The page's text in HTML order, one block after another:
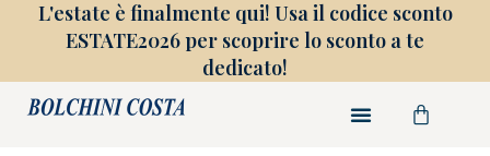
L'estate è finalmente qui! Usa il codice sconto
ESTATE2026 per scoprire lo sconto a te
dedicato!